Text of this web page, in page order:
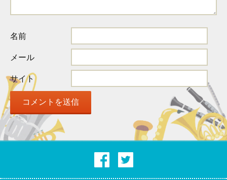
ー
シ
ョ
ン
名前
メール
サイト